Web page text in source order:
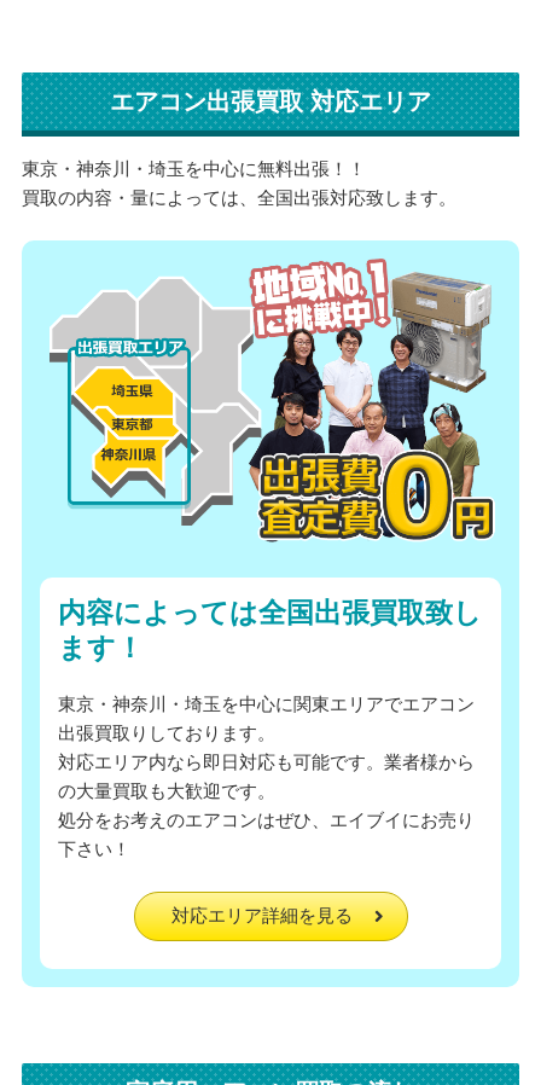
エアコン出張買取 対応エリア
東京・神奈川・埼玉を中心に無料出張！！
買取の内容・量によっては、全国出張対応致します。
内容によっては全国出張買取致し
ます！
東京・神奈川・埼玉を中心に関東エリアでエアコン
出張買取りしております。
対応エリア内なら即日対応も可能です。業者様から
の大量買取も大歓迎です。
処分をお考えのエアコンはぜひ、エイブイにお売り
下さい！
対応エリア詳細を見る